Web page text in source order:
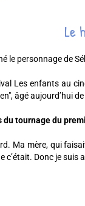
Le
le personnage de
Les enfants au
âgé aujourd’hui
du tournage du
Ma mère, qui
c’était. Donc je suis